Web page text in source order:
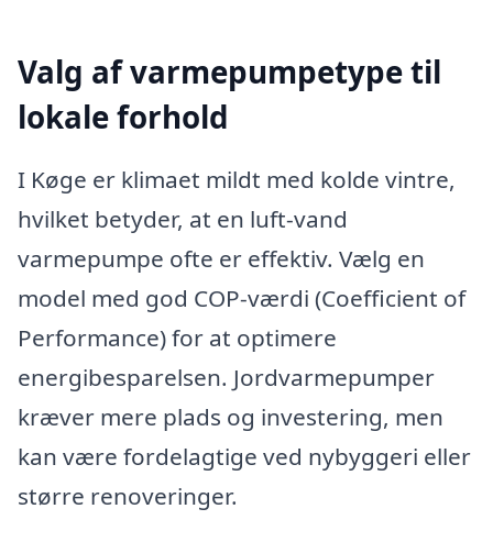
Valg af varmepumpetype til
lokale forhold
I Køge er klimaet mildt med kolde vintre,
hvilket betyder, at en luft-vand
varmepumpe ofte er effektiv. Vælg en
model med god COP-værdi (Coefficient of
Performance) for at optimere
energibesparelsen. Jordvarmepumper
kræver mere plads og investering, men
kan være fordelagtige ved nybyggeri eller
større renoveringer.